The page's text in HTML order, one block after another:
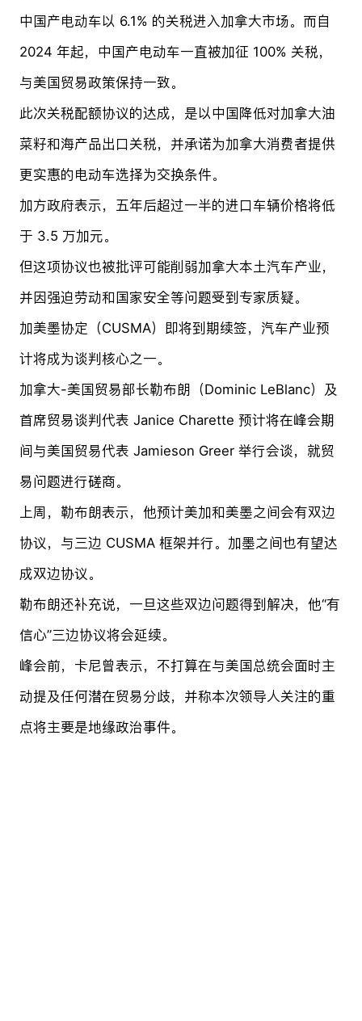
中国产电动车以 6.1% 的关税进入加拿大市场。而自
2024 年起，中国产电动车一直被加征 100% 关税，
与美国贸易政策保持一致。
此次关税配额协议的达成，是以中国降低对加拿大油
菜籽和海产品出口关税，并承诺为加拿大消费者提供
更实惠的电动车选择为交换条件。
加方政府表示，五年后超过一半的进口车辆价格将低
于 3.5 万加元。
但这项协议也被批评可能削弱加拿大本土汽车产业，
并因强迫劳动和国家安全等问题受到专家质疑。
加美墨协定（CUSMA）即将到期续签，汽车产业预
计将成为谈判核心之一。
加拿大-美国贸易部长勒布朗（Dominic LeBlanc）及
首席贸易谈判代表 Janice Charette 预计将在峰会期
间与美国贸易代表 Jamieson Greer 举行会谈，就贸
易问题进行磋商。
上周，勒布朗表示，他预计美加和美墨之间会有双边
协议，与三边 CUSMA 框架并行。加墨之间也有望达
成双边协议。
勒布朗还补充说，一旦这些双边问题得到解决，他“有
信心”三边协议将会延续。
峰会前，卡尼曾表示，不打算在与美国总统会面时主
动提及任何潜在贸易分歧，并称本次领导人关注的重
点将主要是地缘政治事件。